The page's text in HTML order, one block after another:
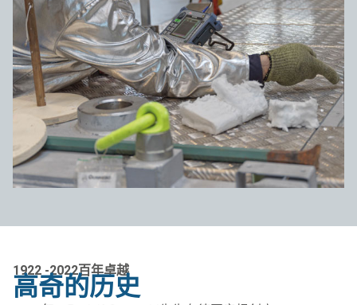
1922 -2022百年卓越
高奇的历史